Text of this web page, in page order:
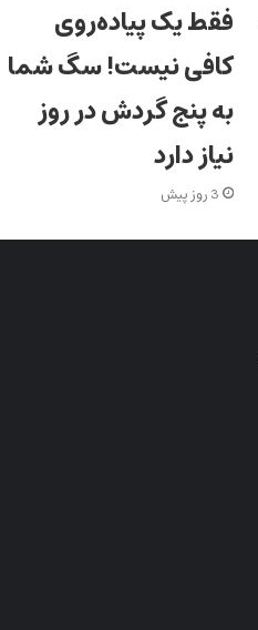
فقط یک پیاده‌روی
کافی نیست! سگ شما
به پنج گردش در روز
نیاز دارد
3 روز پیش